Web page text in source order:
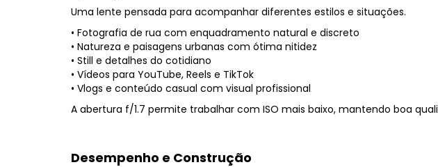
Uma lente pensada para acompanhar diferentes estilos e situações.
• Fotografia de rua com enquadramento natural e discreto
• Natureza e paisagens urbanas com ótima nitidez
• Still e detalhes do cotidiano
• Vídeos para YouTube, Reels e TikTok
• Vlogs e conteúdo casual com visual profissional
A abertura f/1.7 permite trabalhar com ISO mais baixo, mantendo boa
Desempenho e Construção